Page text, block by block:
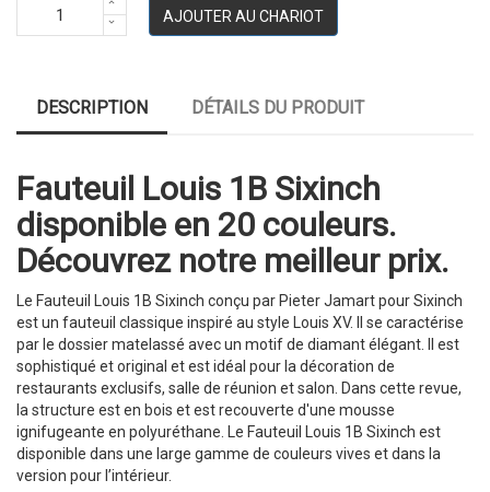
AJOUTER AU CHARIOT
DESCRIPTION DÉTAILS DU PRODUIT
Fauteuil Louis 1B Sixinch
disponible en 20 couleurs.
Découvrez notre meilleur prix.
Le Fauteuil Louis 1B Sixinch conçu par Pieter Jamart pour Sixinch
est un fauteuil classique inspiré au style Louis XV. Il se caractérise
par le dossier matelassé avec un motif de diamant élégant. Il est
sophistiqué et original et est idéal pour la décoration de
restaurants exclusifs, salle de réunion et salon. Dans cette revue,
la structure est en bois et est recouverte d'une mousse
ignifugeante en polyuréthane. Le Fauteuil Louis 1B Sixinch est
disponible dans une large gamme de couleurs vives et dans la
version pour l’intérieur.